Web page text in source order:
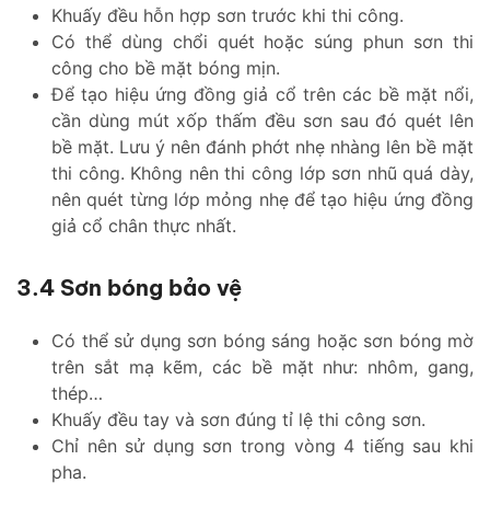
Khuấy đều hỗn hợp sơn trước khi thi công.
Có thể dùng chổi quét hoặc súng phun sơn thi
công cho bề mặt bóng mịn.
Để tạo hiệu ứng đồng giả cổ trên các bề mặt nổi,
cần dùng mút xốp thấm đều sơn sau đó quét lên
bề mặt. Lưu ý nên đánh phớt nhẹ nhàng lên bề mặt
thi công. Không nên thi công lớp sơn nhũ quá dày,
nên quét từng lớp mỏng nhẹ để tạo hiệu ứng đồng
giả cổ chân thực nhất.
3.4 Sơn bóng bảo vệ
Có thể sử dụng sơn bóng sáng hoặc sơn bóng mờ
trên sắt mạ kẽm, các bề mặt như: nhôm, gang,
thép…
Khuấy đều tay và sơn đúng tỉ lệ thi công sơn.
Chỉ nên sử dụng sơn trong vòng 4 tiếng sau khi
pha.